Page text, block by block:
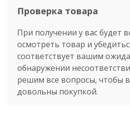
Проверка товара
При получении у вас будет
осмотреть товар и
соответствует вашим
обнаружении
решим все вопросы, чтобы
довольны покупкой.